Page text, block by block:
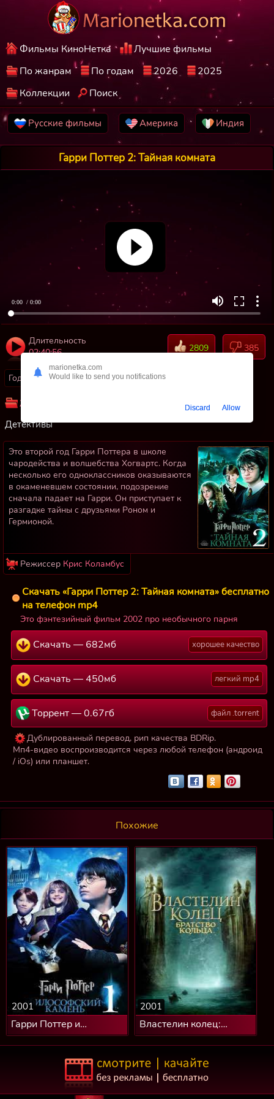
Фильмы КиноНетка
Лучшие фильмы
По жанрам
По годам 2026
2025
Коллекции
Поиск
Русские фильмы Америка Индия
Гарри Поттер 2: Тайная комната
0:00 / 0:00
Длительность
02:40:56
2809 385
Год: 2002 Страны:США, Великобритания
Жанр:
Для семьи
Детективы
Это второй год Гарри Поттера в школе
чародейства и волшебства Хогвартс. Когда
несколько его одноклассников оказываются
в окаменевшем состоянии, подозрение
сначала падает на Гарри. Он приступает к
разгадке тайны с друзьями Роном и
Гермионой.
Режиссер Крис Коламбус
Скачать «Гарри Поттер 2: Тайная комната» бесплатно
на телефон mp4
Это фэнтезийный фильм 2002 про необычного парня
Скачать — 682мб хорошее качество
Скачать — 450мб легкий mp4
Торрент — 0.67гб файл .torrent
Дублированный перевод, рип качества BDRip.
Мп4-видео воспроизводится через любой телефон (андроид
/ iOs) или планшет.
Похожие
Гарри Поттер и
философский камень
2001
Властелин колец:
Братство Кольца
2001
marionetka.com
Would like to send you notifications
Discard Allow